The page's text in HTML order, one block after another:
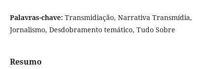
Palavras-chave: Transmidiação, Narrativa Transmídia,
Jornalismo, Desdobramento temático, Tudo Sobre
Resumo